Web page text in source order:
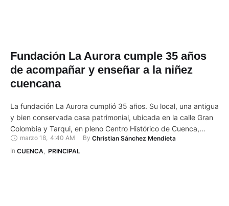
Fundación La Aurora cumple 35 años
de acompañar y enseñar a la niñez
cuencana
La fundación La Aurora cumplió 35 años. Su local, una antigua
y bien conservada casa patrimonial, ubicada en la calle Gran
Colombia y Tarqui, en pleno Centro Histórico de Cuenca,
guarda una buena parte de su historia. Actualmente allí
acuden 60 niños, de familias de escasos recursos
marzo 18, 4:40 AM By Christian Sánchez Mendieta
In CUENCA PRINCIPAL